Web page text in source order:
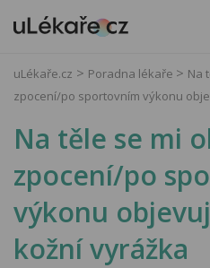
uLékaře.cz Poradna lékaře
Na
zpocení/po sportovním výkonu
Na těle se mi
zpocení/po
výkonu
kožní vyrážka